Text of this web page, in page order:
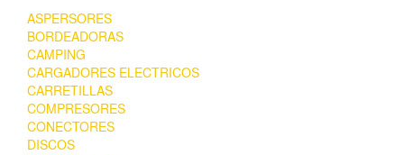
ASPERSORES
BORDEADORAS
CAMPING
CARGADORES ELECTRICOS
CARRETILLAS
COMPRESORES
CONECTORES
DISCOS